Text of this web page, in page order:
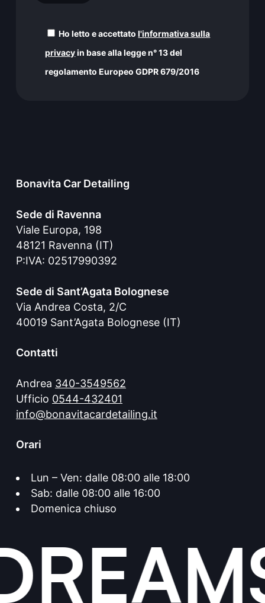
Ho letto e accettatol'informativa sulla
privacyin base alla legge n° 13 del
regolamento Europeo GDPR 679/2016
Bonavita Car Detailing
Sede di Ravenna
Viale Europa, 198
48121 Ravenna (IT)
P:IVA: 02517990392
Sede di Sant’Agata Bolognese
Via Andrea Costa, 2/C
40019 Sant’Agata Bolognese (IT)
Contatti
Andrea 340-3549562
Ufficio 0544-432401
info@bonavitacardetailing.it
Orari
Lun – Ven: dalle 08:00 alle 18:00
Sab: dalle 08:00 alle 16:00
Domenica chiuso